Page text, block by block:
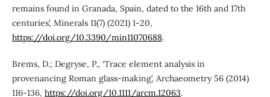
remains found in Granada, Spain, dated to the 16th and 17th
centuries’, Minerals 11(7) (2021) 1-20,
https://doi.org/10.3390/min11070688.
Brems, D.; Degryse, P., ‘Trace element analysis in
provenancing Roman glass-making’, Archaeometry 56 (2014)
116-136, https://doi.org/10.1111/arcm.12063.